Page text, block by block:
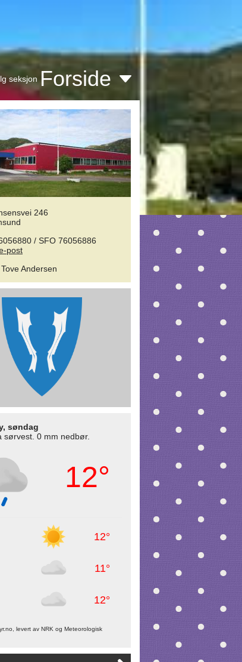
seksjon Forside
246
/ SFO 76056886
post
Tove Andersen
søndag
sørvest. 0 mm nedbør.
12°
12°
11°
12°
levert av NRK og Meteorologisk